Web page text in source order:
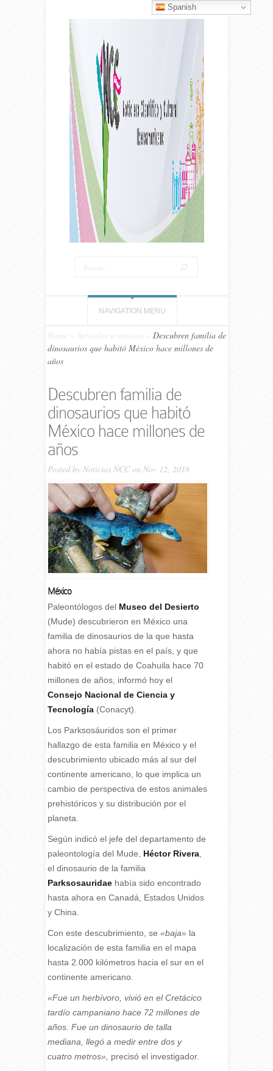
NAVIGATION MENU
Home Artículos o noticias
Descubren familia de
dinosaurios que habitó México hace millones de
años
Descubren familia de
dinosaurios que habitó
México hace millones de
años
Posted by Noticias NCCon Nov 12, 2018
México
Paleontólogos delMuseo del Desierto
(Mude) descubrieron en México una
familia de dinosaurios de la que hasta
ahora no había pistas en el país, y que
habitó en el estado de Coahuila hace 70
millones de años, informó hoy el
Consejo Nacional de Ciencia y
Tecnología(Conacyt).
Los Parksosáuridos son el primer
hallazgo de esta familia en México y el
descubrimiento ubicado más al sur del
continente americano, lo que implica un
cambio de perspectiva de estos animales
prehistóricos y su distribución por el
planeta.
Según indicó el jefe del departamento de
paleontología del Mude,
Héctor Rivera,
el dinosaurio de la familia
Parksosauridaehabía sido encontrado
hasta ahora en Canadá, Estados Unidos
y China.
Con este descubrimiento, se «baja» la
localización de esta familia en el mapa
hasta 2.000 kilómetros hacia el sur en el
continente americano.
«Fue un herbívoro, vivió en el Cretácico
tardío campaniano hace 72 millones de
años. Fue un dinosaurio de talla
mediana, llegó a medir entre dos y
cuatro metros»,
precisó el investigador.
Spanish